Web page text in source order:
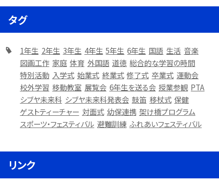
タグ
1年生 2年生 3年生 4年生 5年生 6年生 国語 生活 音楽
図画工作 家庭 体育 外国語 道徳 総合的な学習の時間
特別活動 入学式 始業式 終業式 修了式 卒業式 運動会
校外学習 移動教室 展覧会 6年生を送る会 授業参観 PTA
シブヤ未来科 シブヤ未来科発表会 鼓笛 移杖式 保健
ゲストティーチャー 対面式 幼保連携 架け橋プログラム
スポーツ・フェスティバル 避難訓練 ふれあいフェスティバル
リンク